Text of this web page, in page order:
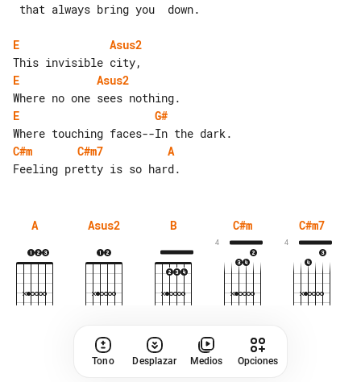
E
Asus2
E
Asus2
E
G#
C#m
C#m7
A
A Asus2 B C#m
4
C#m7
4
Tono Desplazar Medios Opciones